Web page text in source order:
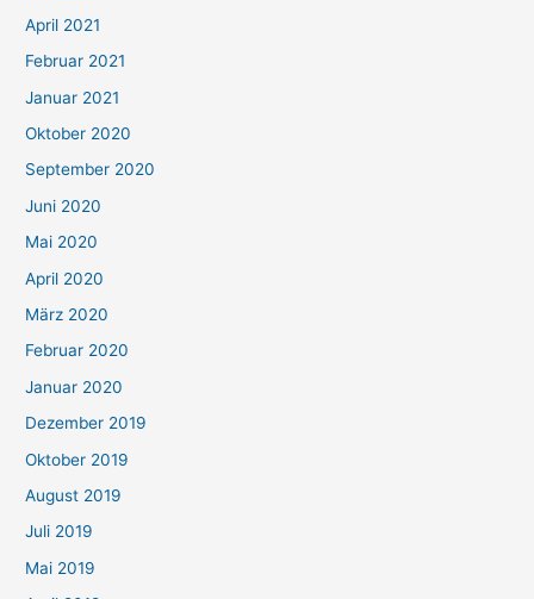
April 2021
Februar 2021
Januar 2021
Oktober 2020
September 2020
Juni 2020
Mai 2020
April 2020
März 2020
Februar 2020
Januar 2020
Dezember 2019
Oktober 2019
August 2019
Juli 2019
Mai 2019